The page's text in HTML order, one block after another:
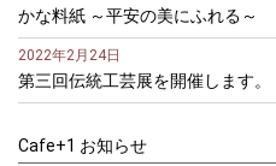
かな料紙 ～平安の美にふれる～
2022年2月24日
第三回伝統工芸展を開催します。
Cafe+1 お知らせ